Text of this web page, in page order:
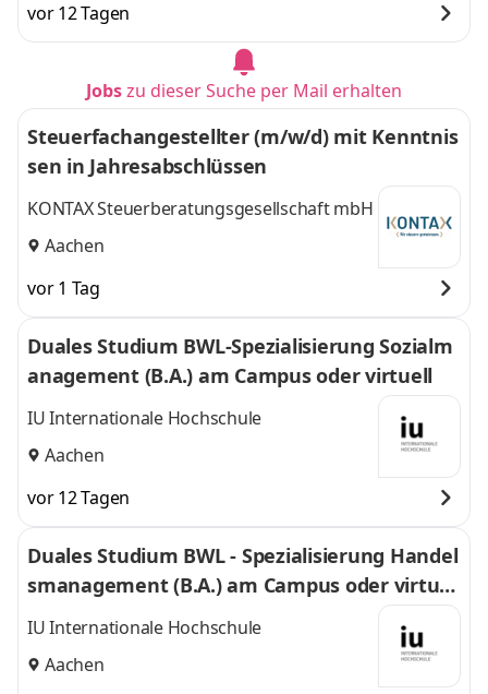
vor 12 Tagen
Jobszu dieser Suche per Mail erhalten
Steuerfachangestellter (m/w/d) mit Kenntnis
sen in Jahresabschlüssen
KONTAX Steuerberatungsgesellschaft mbH
Aachen
vor 1 Tag
Duales Studium BWL-Spezialisierung Sozialm
anagement (B.A.) am Campus oder virtuell
IU Internationale Hochschule
Aachen
vor 12 Tagen
Duales Studium BWL - Spezialisierung Handel
smanagement (B.A.) am Campus oder virtuel
l
IU Internationale Hochschule
Aachen